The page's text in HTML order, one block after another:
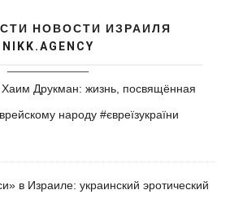
НОВОСТИ ИЗРАИЛЯ
NIKK.AGENCY
Друкман: жизнь, посвящённая
народу #євреїзукраїни
в Израиле: украинский эротический